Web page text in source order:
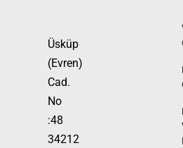
Üsküp
(Evren)
Cad.
No
:48
34212